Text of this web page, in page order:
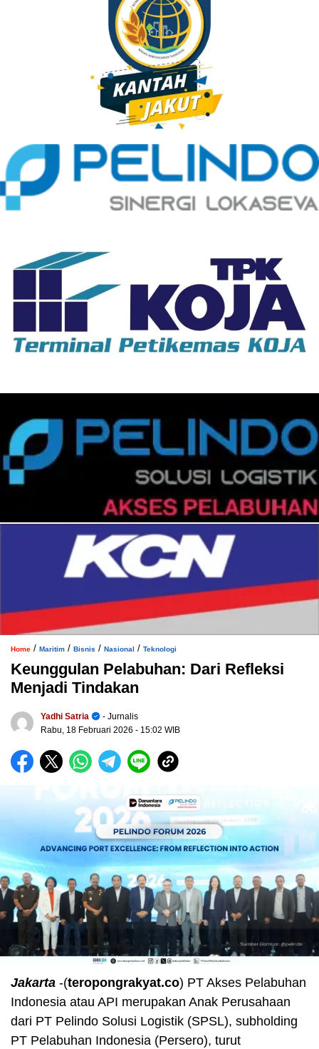
Home / Maritim / Bisnis / Nasional / Teknologi
Keunggulan Pelabuhan: Dari Refleksi
Menjadi Tindakan
Yadhi Satria
- Jurnalis
Rabu, 18 Februari 2026 - 15:02 WIB
Jakarta -(teropongrakyat.co) PT Akses Pelabuhan
Indonesia atau API merupakan Anak Perusahaan
dari PT Pelindo Solusi Logistik (SPSL), subholding
PT Pelabuhan Indonesia (Persero), turut